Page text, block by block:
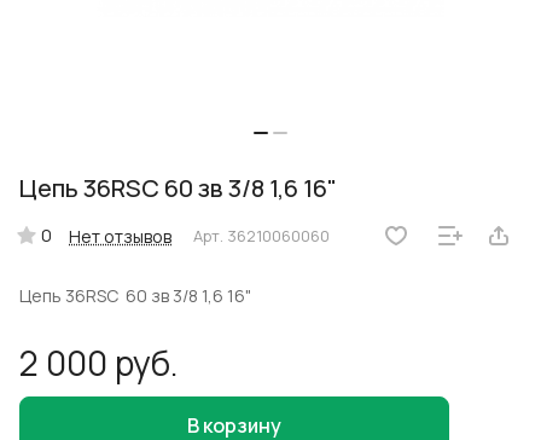
Цепь 36RSC 60 зв 3/8 1,6 16"
0 Нет отзывов Арт. 36210060060
Цепь 36RSC 60 зв 3/8 1,6 16"
2 000 руб.
В корзину